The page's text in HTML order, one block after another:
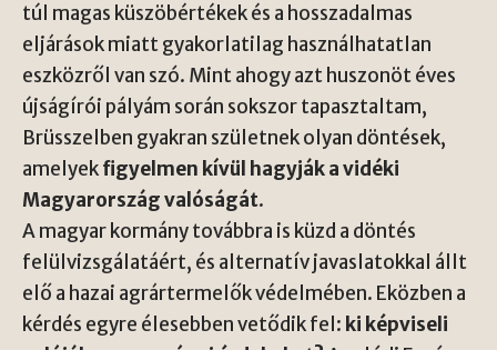
túl magas küszöbértékek és a hosszadalmas
eljárások miatt gyakorlatilag használhatatlan
eszközről van szó. Mint ahogy azt huszonöt éves
újságírói pályám során sokszor tapasztaltam,
Brüsszelben gyakran születnek olyan döntések,
amelyekfigyelmen kívül hagyják a vidéki
Magyarország valóságát.
A magyar kormány továbbra is küzd a döntés
felülvizsgálatáért, és alternatív javaslatokkal állt
elő a hazai agrártermelők védelmében. Eközben a
kérdés egyre élesebben vetődik fel: ki képviseli